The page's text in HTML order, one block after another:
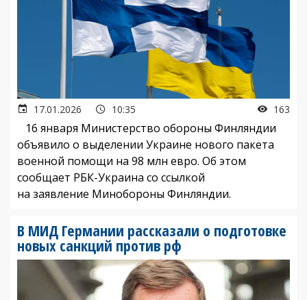
17.01.2026 10:35 163
16 января Министерство обороны Финляндии
объявило о выделении Украине нового пакета
военной помощи на 98 млн евро. Об этом
сообщает РБК-Украина со ссылкой
на заявление Минобороны Финляндии.
В МИД Германии рассказали о подготовке
новых санкций против рф